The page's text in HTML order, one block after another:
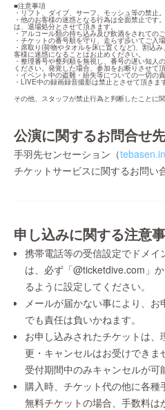
■注意事項
・リフト、ダイブ、サーフ、モッシュ等の禁止。
・他のお客様の迷惑となる行為は全面禁止です
は、退場処分とさせて頂きます。
・アルコール類の持ち込み及び飲酒をされてのご
・チケットの番号順を守り、走らず歩いてご入場
・席取り(荷物やタオルを床に置くなど)、割込
客様に迷惑になることはお止めください。
・整理番号や整列順を無視し、番号の遅い知人
ください。発覚した場合、参加をお断りさせて頂
・イベント中の盗難・紛失等についての一切の
・LIVE中の録画録音撮影は禁止とさせて頂きま
その他、スタッフが禁止行為と判断したことに
公演に関するお問合せ先
手羽先センセーション（
チケットサービスに関するお問い
申し込みに関する注意
携帯電話等の受信設定でドメ
は、必ず「@ticketdive.com」
るように設定してください。
メールが届かない事により、
でも責任は負いかねます。
お申し込みされたチケットは
更・キャンセルはお受けでき
受付期間中のみキャンセルが可
購入時、チケット代の他に各
無料チケットの場合、手数料は